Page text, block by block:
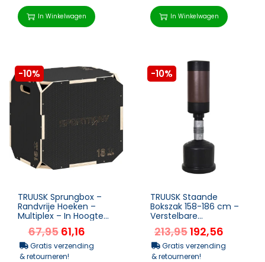
In Winkelwagen In Winkelwagen
-10%
TRUUSK Sprungbox –
Randvrije Hoeken –
Multiplex – In Hoogte
Verstelbaar – Zi...
67,95 61,16
Gratis verzending
& retourneren!
-10%
TRUUSK Staande
Bokszak 158-186 cm –
Verstelbare
Trainingspartner –
Zwart/Bruin – N...
213,95192,56
Gratis verzending
& retourneren!